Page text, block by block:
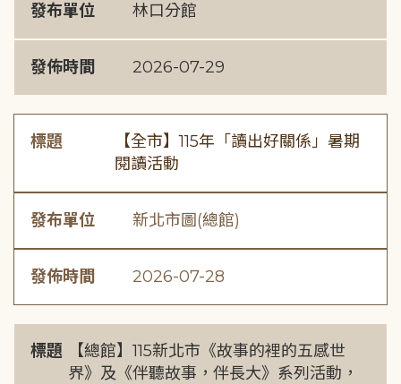
發布單位 林口分館
發佈時間 2026-07-29
標題
【全市】115年「讀出好關係」暑期
閱讀活動
發布單位 新北市圖(總館)
發佈時間 2026-07-28
標題
【總館】115新北市《故事的裡的五感世
界》及《伴聽故事，伴長大》系列活動，